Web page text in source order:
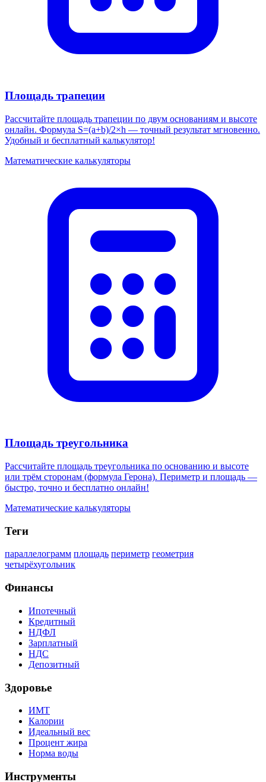
Площадь трапеции
Рассчитайте площадь трапеции по двум основаниям и высоте
онлайн. Формула S=(a+b)/2×h — точный результат мгновенно.
Удобный и бесплатный калькулятор!
Математические калькуляторы
Площадь треугольника
Рассчитайте площадь треугольника по основанию и высоте
или трём сторонам (формула Герона). Периметр и площадь —
быстро, точно и бесплатно онлайн!
Математические калькуляторы
Теги
параллелограмм площадь периметр геометрия
четырёхугольник
Финансы
Ипотечный
Кредитный
НДФЛ
Зарплатный
НДС
Депозитный
Здоровье
ИМТ
Калории
Идеальный вес
Процент жира
Норма воды
Инструменты